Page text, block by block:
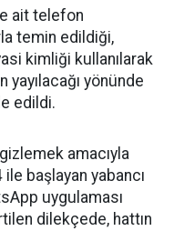
ait telefon
temin edildiği,
kimliği kullanılarak
yönünde
edildi.
amacıyla
ile başlayan yabancı
uygulaması
dilekçede, hattın